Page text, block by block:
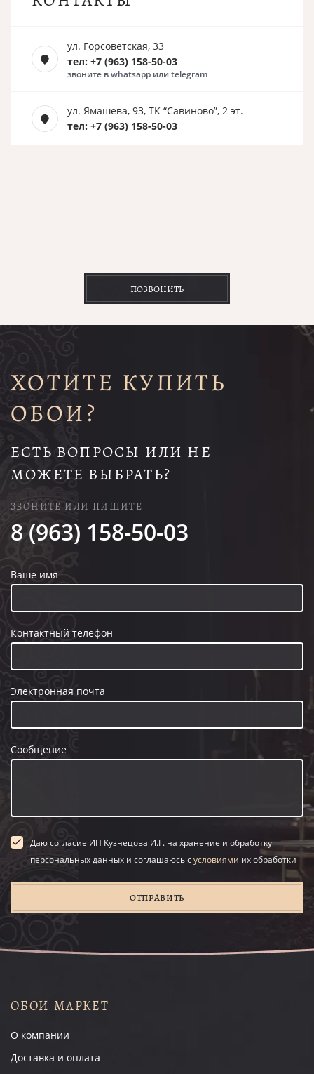
ул. Горсоветская, 33
тел: +7 (963) 158-50-03
звоните в whatsapp или telegram
ул. Ямашева, 93, ТК “Савиново”, 2 эт.
тел: +7 (963) 158-50-03
ПОЗВОНИТЬ
ХОТИТЕ КУПИТЬ
ОБОИ?
ЕСТЬ ВОПРОСЫ ИЛИ НЕ
МОЖЕТЕ ВЫБРАТЬ?
ЗВОНИТЕ ИЛИ ПИШИТЕ
8 (963) 158-50-03
Ваше имя
Контактный телефон
Электронная почта
Сообщение
Даю согласие ИП Кузнецова И.Г. на хранение и обработку
персональных данных и соглашаюсь сусловиями их обработки
ОТПРАВИТЬ
ОБОИ МАРКЕТ
О компании
Доставка и оплата